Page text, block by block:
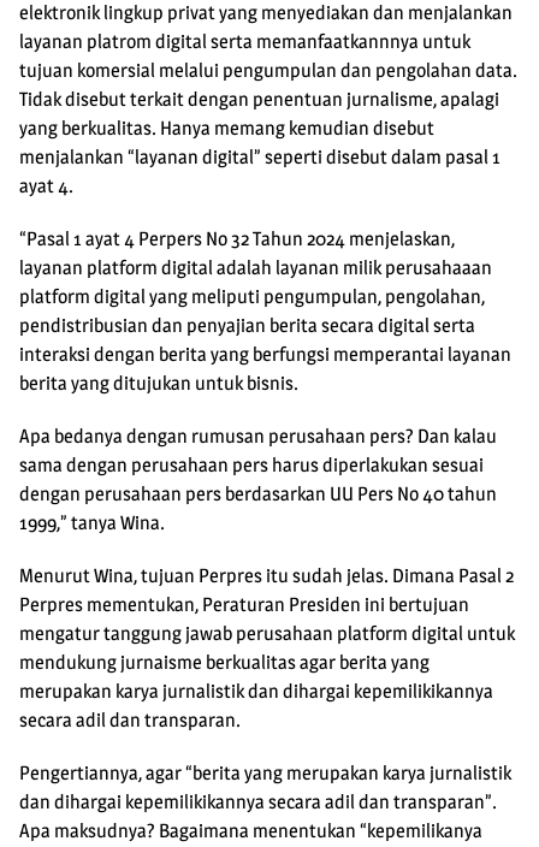
elektronik lingkup privat yang menyediakan dan menjalankan
layanan platrom digital serta memanfaatkannnya untuk
tujuan komersial melalui pengumpulan dan pengolahan data.
Tidak disebut terkait dengan penentuan jurnalisme, apalagi
yang berkualitas. Hanya memang kemudian disebut
menjalankan “layanan digital” seperti disebut dalam pasal 1
ayat 4.
“Pasal 1 ayat 4 Perpers No 32 Tahun 2024 menjelaskan,
layanan platform digital adalah layanan milik perusahaaan
platform digital yang meliputi pengumpulan, pengolahan,
pendistribusian dan penyajian berita secara digital serta
interaksi dengan berita yang berfungsi memperantai layanan
berita yang ditujukan untuk bisnis.
Apa bedanya dengan rumusan perusahaan pers? Dan kalau
sama dengan perusahaan pers harus diperlakukan sesuai
dengan perusahaan pers berdasarkan UU Pers No 40 tahun
1999,” tanya Wina.
Menurut Wina, tujuan Perpres itu sudah jelas. Dimana Pasal 2
Perpres mementukan, Peraturan Presiden ini bertujuan
mengatur tanggung jawab perusahaan platform digital untuk
mendukung jurnaisme berkualitas agar berita yang
merupakan karya jurnalistik dan dihargai kepemilikikannya
secara adil dan transparan.
Pengertiannya, agar “berita yang merupakan karya jurnalistik
dan dihargai kepemilikikannya secara adil dan transparan”.
Apa maksudnya? Bagaimana menentukan “kepemilikanya